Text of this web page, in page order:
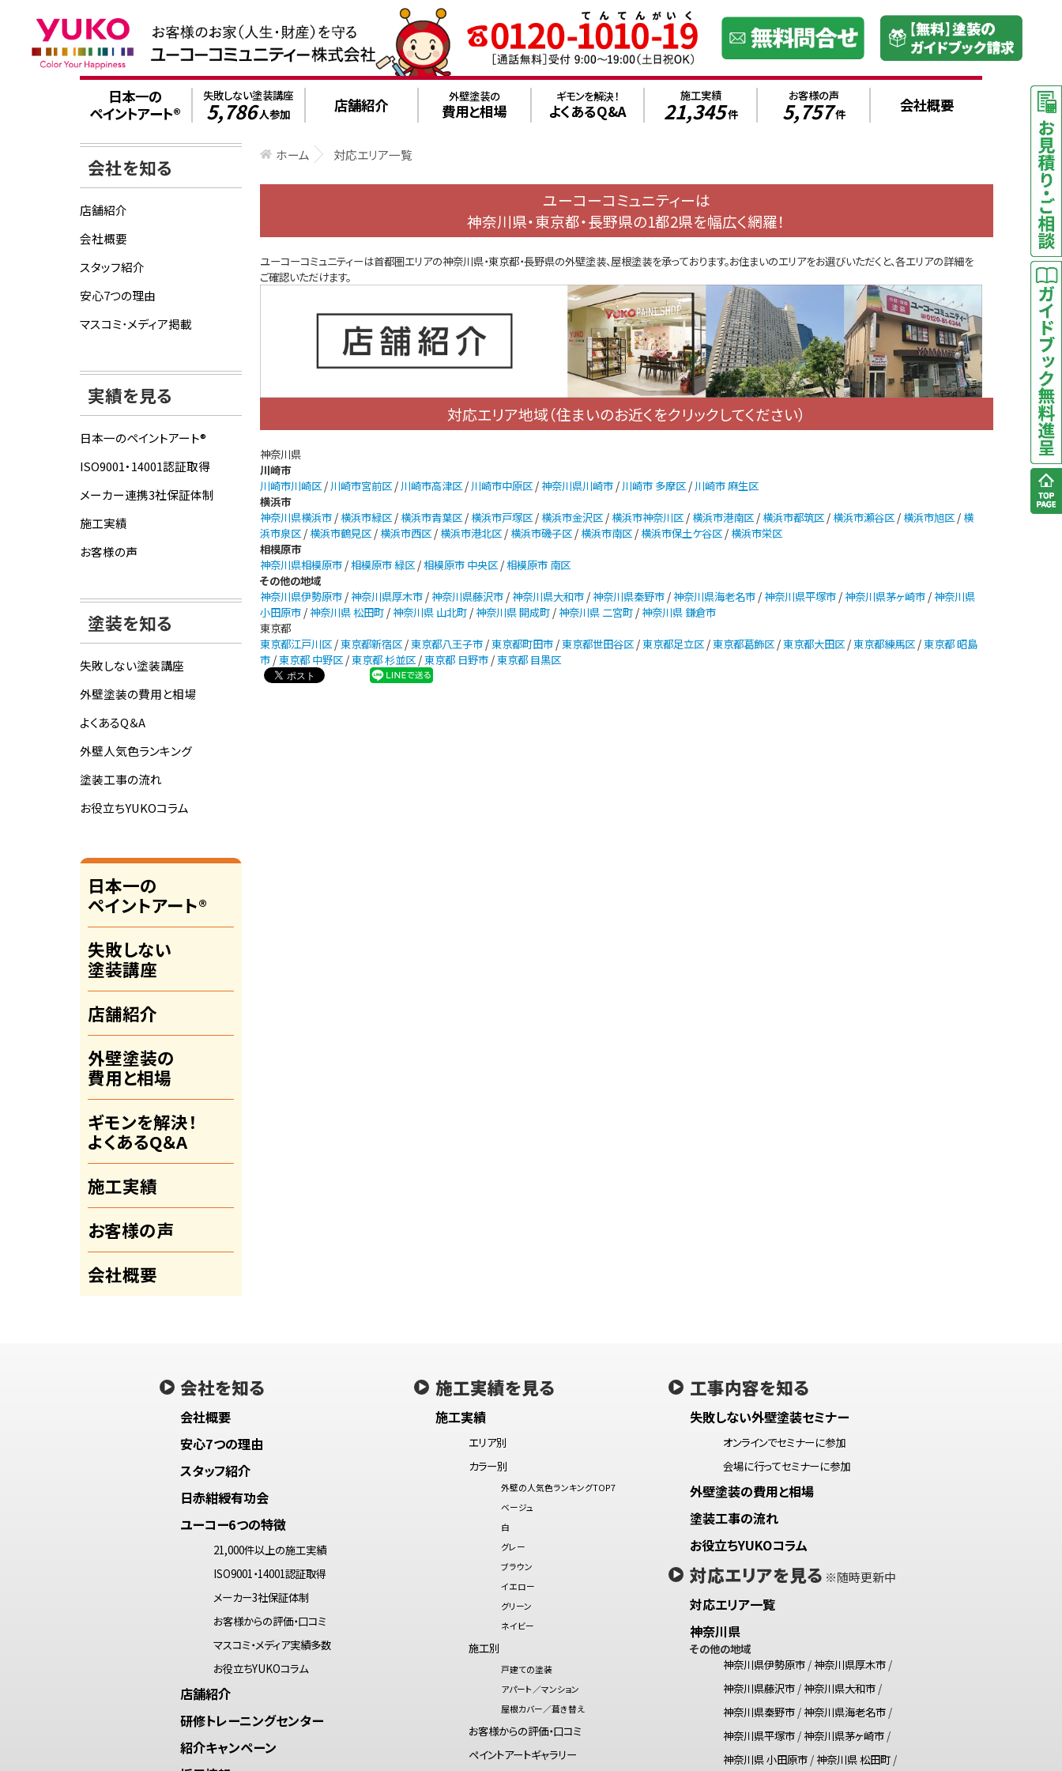
日本一の
ペイントアート®
失敗しない塗装講座
5,786人参加 店舗紹介 外壁塗装の
費用と相場
ギモンを解決！
よくあるQ&A
施工実績
21,345件
お客様の声
5,757件 会社概要
ホーム 対応エリア一覧
ユーコーコミュニティーは
神奈川県・東京都・長野県の1都2県を幅広く網羅！
ユーコーコミュニティーは首都圏エリアの神奈川県・東京都・長野県の外壁塗装、屋根塗装を承っております。お住まいのエリアをお選びいただくと、各エリアの詳細を
ご確認いただけます。
対応エリア地域（住まいのお近くをクリックしてください）
神奈川県
川崎市
川崎市川崎区 / 川崎市宮前区 / 川崎市高津区 / 川崎市中原区 /神奈川県川崎市 / 川崎市 多摩区 / 川崎市 麻生区
横浜市
神奈川県横浜市 / 横浜市緑区 / 横浜市青葉区 / 横浜市戸塚区 / 横浜市金沢区 / 横浜市神奈川区 / 横浜市港南区 / 横浜市都筑区 / 横浜市瀬谷区 / 横浜市旭区 / 横
浜市泉区 / 横浜市鶴見区 / 横浜市西区 / 横浜市港北区 / 横浜市磯子区 / 横浜市南区 / 横浜市保土ケ谷区 / 横浜市栄区
相模原市
神奈川県相模原市 /相模原市 緑区 /相模原市 中央区 /相模原市 南区
その他の地域
神奈川県伊勢原市 /神奈川県厚木市 /神奈川県藤沢市 /神奈川県大和市 /神奈川県秦野市 /神奈川県海老名市 /神奈川県平塚市 /神奈川県茅ヶ崎市 /神奈川県
小田原市 /神奈川県 松田町 /神奈川県 山北町 /神奈川県 開成町 /神奈川県 二宮町 /神奈川県 鎌倉市
東京都
東京都江戸川区 /東京都新宿区 /東京都八王子市 /東京都町田市 /東京都世田谷区 /東京都足立区 /東京都葛飾区 /東京都大田区 /東京都練馬区 /東京都 昭島
市 /東京都 中野区 /東京都 杉並区 /東京都 日野市 /東京都 目黒区
会社を知る
店舗紹介
会社概要
スタッフ紹介
安心7つの理由
マスコミ･メディア掲載
実績を見る
日本一のペイントアート®
ISO9001・14001認証取得
メーカー連携3社保証体制
施工実績
お客様の声
塗装を知る
失敗しない塗装講座
外壁塗装の費用と相場
よくあるQ＆A
外壁人気色ランキング
塗装工事の流れ
お役立ちYUKOコラム
日本一の
ペイントアート®
失敗しない
塗装講座
店舗紹介
外壁塗装の
費用と相場
ギモンを解決！
よくあるQ＆A
施工実績
お客様の声
会社概要
会社を知る
会社概要
安心7つの理由
スタッフ紹介
日赤紺綬有功会
ユーコー6つの特徴
21,000件以上の施工実績
ISO9001・14001認証取得
メーカー3社保証体制
お客様からの評価・口コミ
マスコミ・メディア実績多数
お役立ちYUKOコラム
店舗紹介
研修トレーニングセンター
紹介キャンペーン
施工実績を見る
施工実績
エリア別
カラー別
外壁の人気色ランキングTOP7
ベージュ
白
グレー
ブラウン
イエロー
グリーン
ネイビー
施工別
戸建ての塗装
アパート／マンション
屋根カバー／葺き替え
お客様からの評価・口コミ
ペイントアートギャラリー
工事内容を知る
失敗しない外壁塗装セミナー
オンラインでセミナーに参加
会場に行ってセミナーに参加
外壁塗装の費用と相場
塗装工事の流れ
お役立ちYUKOコラム
対応エリアを見る ※随時更新中
対応エリア一覧
神奈川県
その他の地域
神奈川県伊勢原市/神奈川県厚木市/
神奈川県藤沢市/神奈川県大和市/
神奈川県秦野市/神奈川県海老名市/
神奈川県平塚市/神奈川県茅ヶ崎市/
神奈川県 小田原市/神奈川県 松田町/